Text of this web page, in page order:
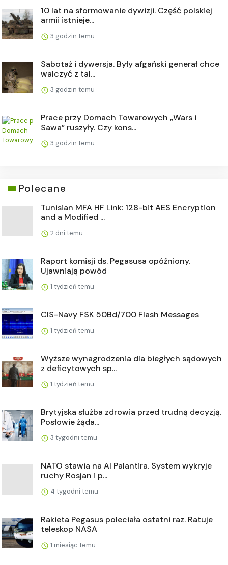
10 lat na sformowanie dywizji. Część polskiej
armii istnieje...
3 godzin temu
Sabotaż i dywersja. Były afgański generał chce
walczyć z tal...
3 godzin temu
Prace przy Domach Towarowych „Wars i
Sawa” ruszyły. Czy kons...
3 godzin temu
Polecane
Tunisian MFA HF Link: 128-bit AES Encryption
and a Modified ...
2 dni temu
Raport komisji ds. Pegasusa opóźniony.
Ujawniają powód
1 tydzień temu
CIS-Navy FSK 50Bd/700 Flash Messages
1 tydzień temu
Wyższe wynagrodzenia dla biegłych sądowych
z deficytowych sp...
1 tydzień temu
Brytyjska służba zdrowia przed trudną decyzją.
Posłowie żąda...
3 tygodni temu
NATO stawia na AI Palantira. System wykryje
ruchy Rosjan i p...
4 tygodni temu
Rakieta Pegasus poleciała ostatni raz. Ratuje
teleskop NASA
1 miesiąc temu